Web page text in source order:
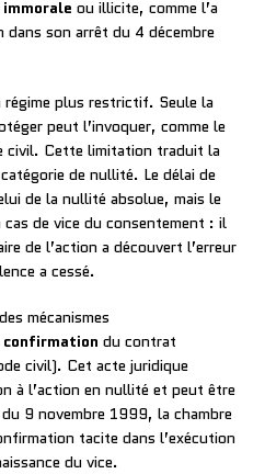
immorale ou illicite, comme l’a
son arrêt du 4 décembre
plus restrictif. Seule la
peut l’invoquer, comme le
civil. Cette limitation traduit la
de nullité. Le délai de
de la nullité absolue, mais le
de vice du consentement : il
de l’action a découvert l’erreur
a cessé.
mécanismes
confirmation du contrat
civil). Cet acte juridique
à l’action en nullité et peut être
9 novembre 1999, la chambre
tacite dans l’exécution
du vice.